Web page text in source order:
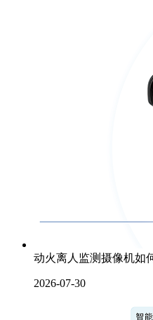
动火离人监测摄像机如
2026-07-30